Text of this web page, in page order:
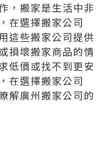
，搬家是生活中非
在選擇搬家公司
這些搬家公司提供
損壞搬家商品的情
低價或找不到更安
在選擇搬家公司
解廣州搬家公司的